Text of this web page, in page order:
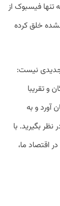
تنها فیسبوک از
نشده خلق کرده
جدیدی نیست:
و تقریبا
آورد و به
بگیرید. با
اقتصاد ما،